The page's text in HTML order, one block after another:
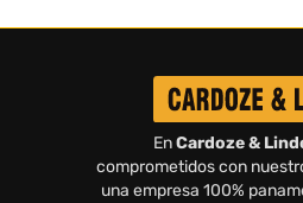
EnCardoze &
comprometidos con
una empresa 100%